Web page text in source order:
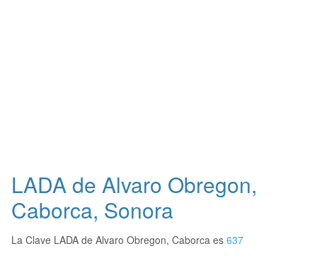
LADA de Alvaro Obregon,
Caborca, Sonora
La Clave LADA de Alvaro Obregon, Caborca es 637